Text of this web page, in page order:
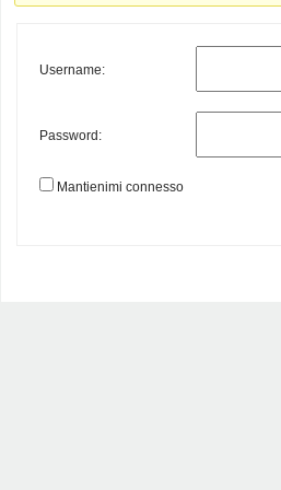
Username:
Password:
Mantienimi connesso